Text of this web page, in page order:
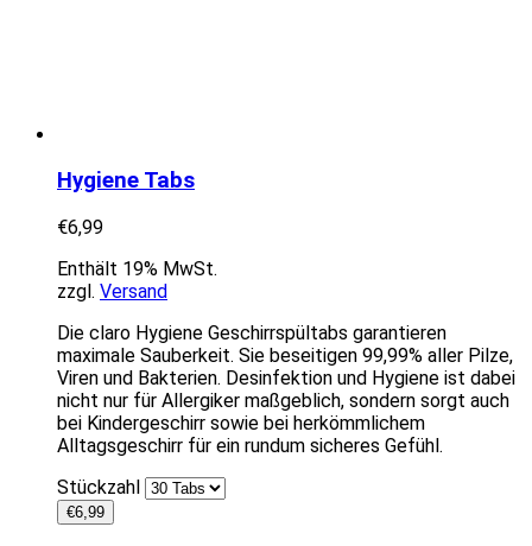
Hygiene Tabs
€6,99
Enthält 19% MwSt.
zzgl. Versand
Die claro Hygiene Geschirrspültabs garantieren
maximale Sauberkeit. Sie beseitigen 99,99% aller Pilze,
Viren und Bakterien. Desinfektion und Hygiene ist dabei
nicht nur für Allergiker maßgeblich, sondern sorgt auch
bei Kindergeschirr sowie bei herkömmlichem
Alltagsgeschirr für ein rundum sicheres Gefühl.
Stückzahl
€6,99